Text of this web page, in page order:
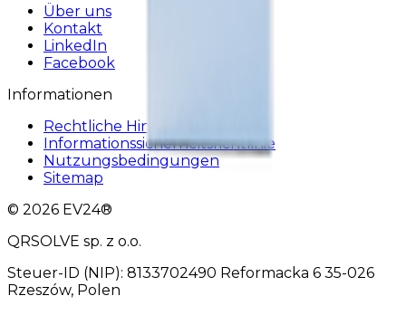
Über uns
Kontakt
LinkedIn
Facebook
Informationen
Rechtliche Hinweise
Informationssicherheitsrichtlinie
Nutzungsbedingungen
Sitemap
© 2026 EV24®
QRSOLVE sp. z o.o.
Steuer-ID (NIP): 8133702490 Reformacka 6 35-026
Rzeszów, Polen